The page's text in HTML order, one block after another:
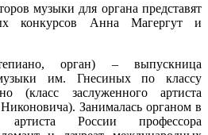
музыки для органа представят
конкурсов Анна Магергут и
орган) – выпускница
им. Гнесиных по классу
(класс заслуженного артиста
Занималась органом в
артиста России профессора